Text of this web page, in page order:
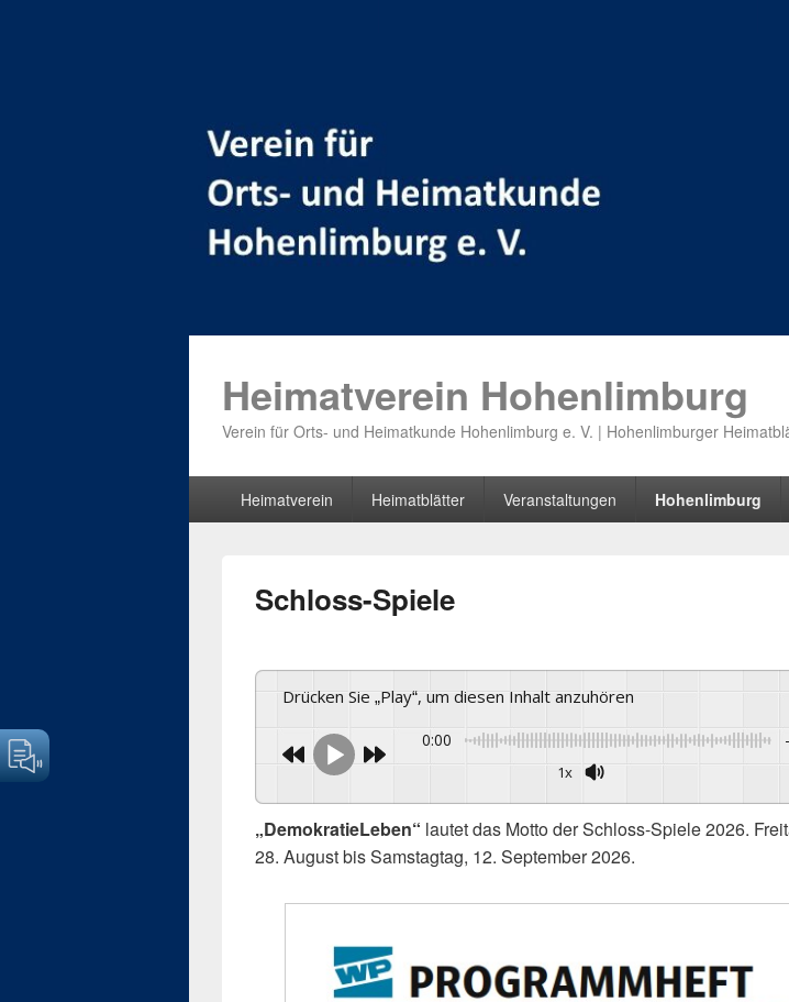
Heimatverein Hohenlimburg
Verein für Orts- und Heimatkunde Hohenlimburg e. V. | Hohenlimburger
Heimatverein Heimatblätter Veranstaltungen Hohenlimburg
Schloss-Spiele
Drücken Sie „Play“, um diesen Inhalt anzuhören
0:00
1x
„DemokratieLeben“ lautet das Motto der Schloss-Spiele 2026.
28. August bis Samstagtag, 12. September 2026.